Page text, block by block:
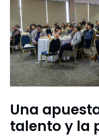
Una
talento y la